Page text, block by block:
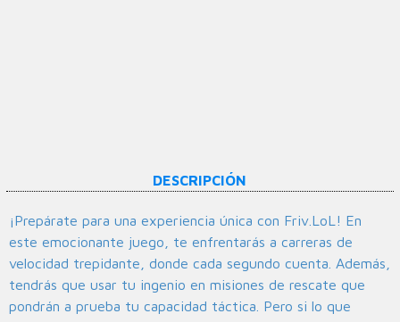
DESCRIPCIÓN
¡Prepárate para una experiencia única con Friv.LoL! En
este emocionante juego, te enfrentarás a carreras de
velocidad trepidante, donde cada segundo cuenta. Además,
tendrás que usar tu ingenio en misiones de rescate que
pondrán a prueba tu capacidad táctica. Pero si lo que